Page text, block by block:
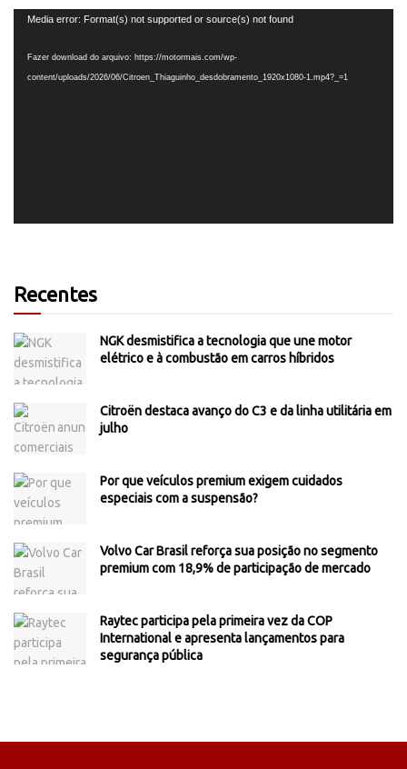
Tocador
vídeo
Media error: Format(s) not supported or source(s) not found
Fazer download do arquivo: https://motormais.com/wp-
content/uploads/2026/06/Citroen_Thiaguinho_desdobramento_1920x1080-1.mp4?_=1
Recentes
NGK desmistifica a tecnologia que une motor
elétrico e à combustão em carros híbridos
Citroën destaca avanço do C3 e da linha utilitária em
julho
Por que veículos premium exigem cuidados
especiais com a suspensão?
Volvo Car Brasil reforça sua posição no segmento
premium com 18,9% de participação de mercado
Raytec participa pela primeira vez da COP
International e apresenta lançamentos para
segurança pública